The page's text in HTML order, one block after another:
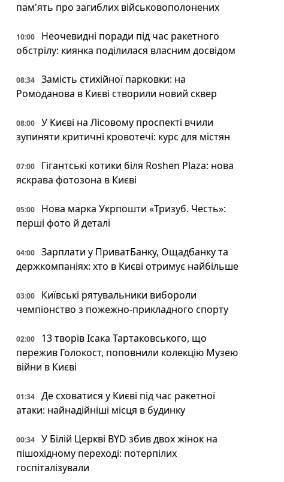
пам'ять про загиблих військовополонених
10:00
Неочевидні поради під час ракетного
обстрілу: киянка поділилася власним досвідом
08:34
Замість стихійної парковки: на
Ромоданова в Києві створили новий сквер
08:00
У Києві на Лісовому проспекті вчили
зупиняти критичні кровотечі: курс для містян
07:00
Гігантські котики біля Roshen Plaza: нова
яскрава фотозона в Києві
05:00
Нова марка Укрпошти «Тризуб. Честь»:
перші фото й деталі
04:00
Зарплати у ПриватБанку, Ощадбанку та
держкомпаніях: хто в Києві отримує найбільше
03:00
Київські рятувальники вибороли
чемпіонство з пожежно-прикладного спорту
02:00
13 творів Ісака Тартаковського, що
пережив Голокост, поповнили колекцію Музею
війни в Києві
01:34
Де сховатися у Києві під час ракетної
атаки: найнадійніші місця в будинку
00:34
У Білій Церкві BYD збив двох жінок на
пішохідному переході: потерпілих
госпіталізували